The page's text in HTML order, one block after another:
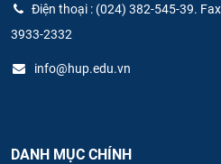
Điện thoại : (024) 382-545-39.
3933-2332
info@hup.edu.vn
DANH MỤC CHÍNH